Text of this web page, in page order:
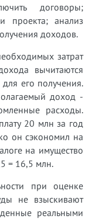
договоры;
проекта; анализ
доходов.
затрат
вычитаются
его получения.
доход -
расходы.
20 млн за год
он сэкономил на
на имущество
= 16,5 млн.
при оценке
не взыскивают
реальными